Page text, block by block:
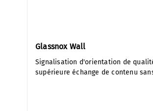
Glassnox Wall
Signalisation d'orientation de
supérieure échange de contenu